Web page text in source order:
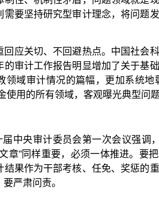
开展专项审计整改，加强各类监督贯通协
整改合力。如中央组织部将审计及整改结
重要参考；全国人大常委会相关机构对审
整改情况作为监督政府优化财政资源配置
情况专项审计调查，推动压实整改责任、
门建立健全审计查出重大问题线索及时移
为起点、以案件查办为切入点、以地方主
步形成，铲除了一些严重阻碍改革发展的
其他财政收支审计发现的主要问题。对这
，出具了审计报告、下达了审计决定；对
部门进一步查处。”侯凯表示，有关地方、
促，年底前报告全面整改情况。